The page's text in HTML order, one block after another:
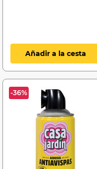
Añadir a la cesta
-36%